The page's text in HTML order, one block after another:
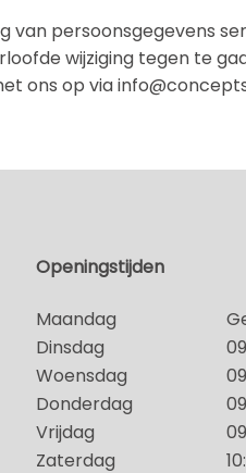
persoonsgegevens
wijziging tegen te
ons op via
Openingstijden
Maandag
Dinsdag
Woensdag
Donderdag
Vrijdag
Zaterdag